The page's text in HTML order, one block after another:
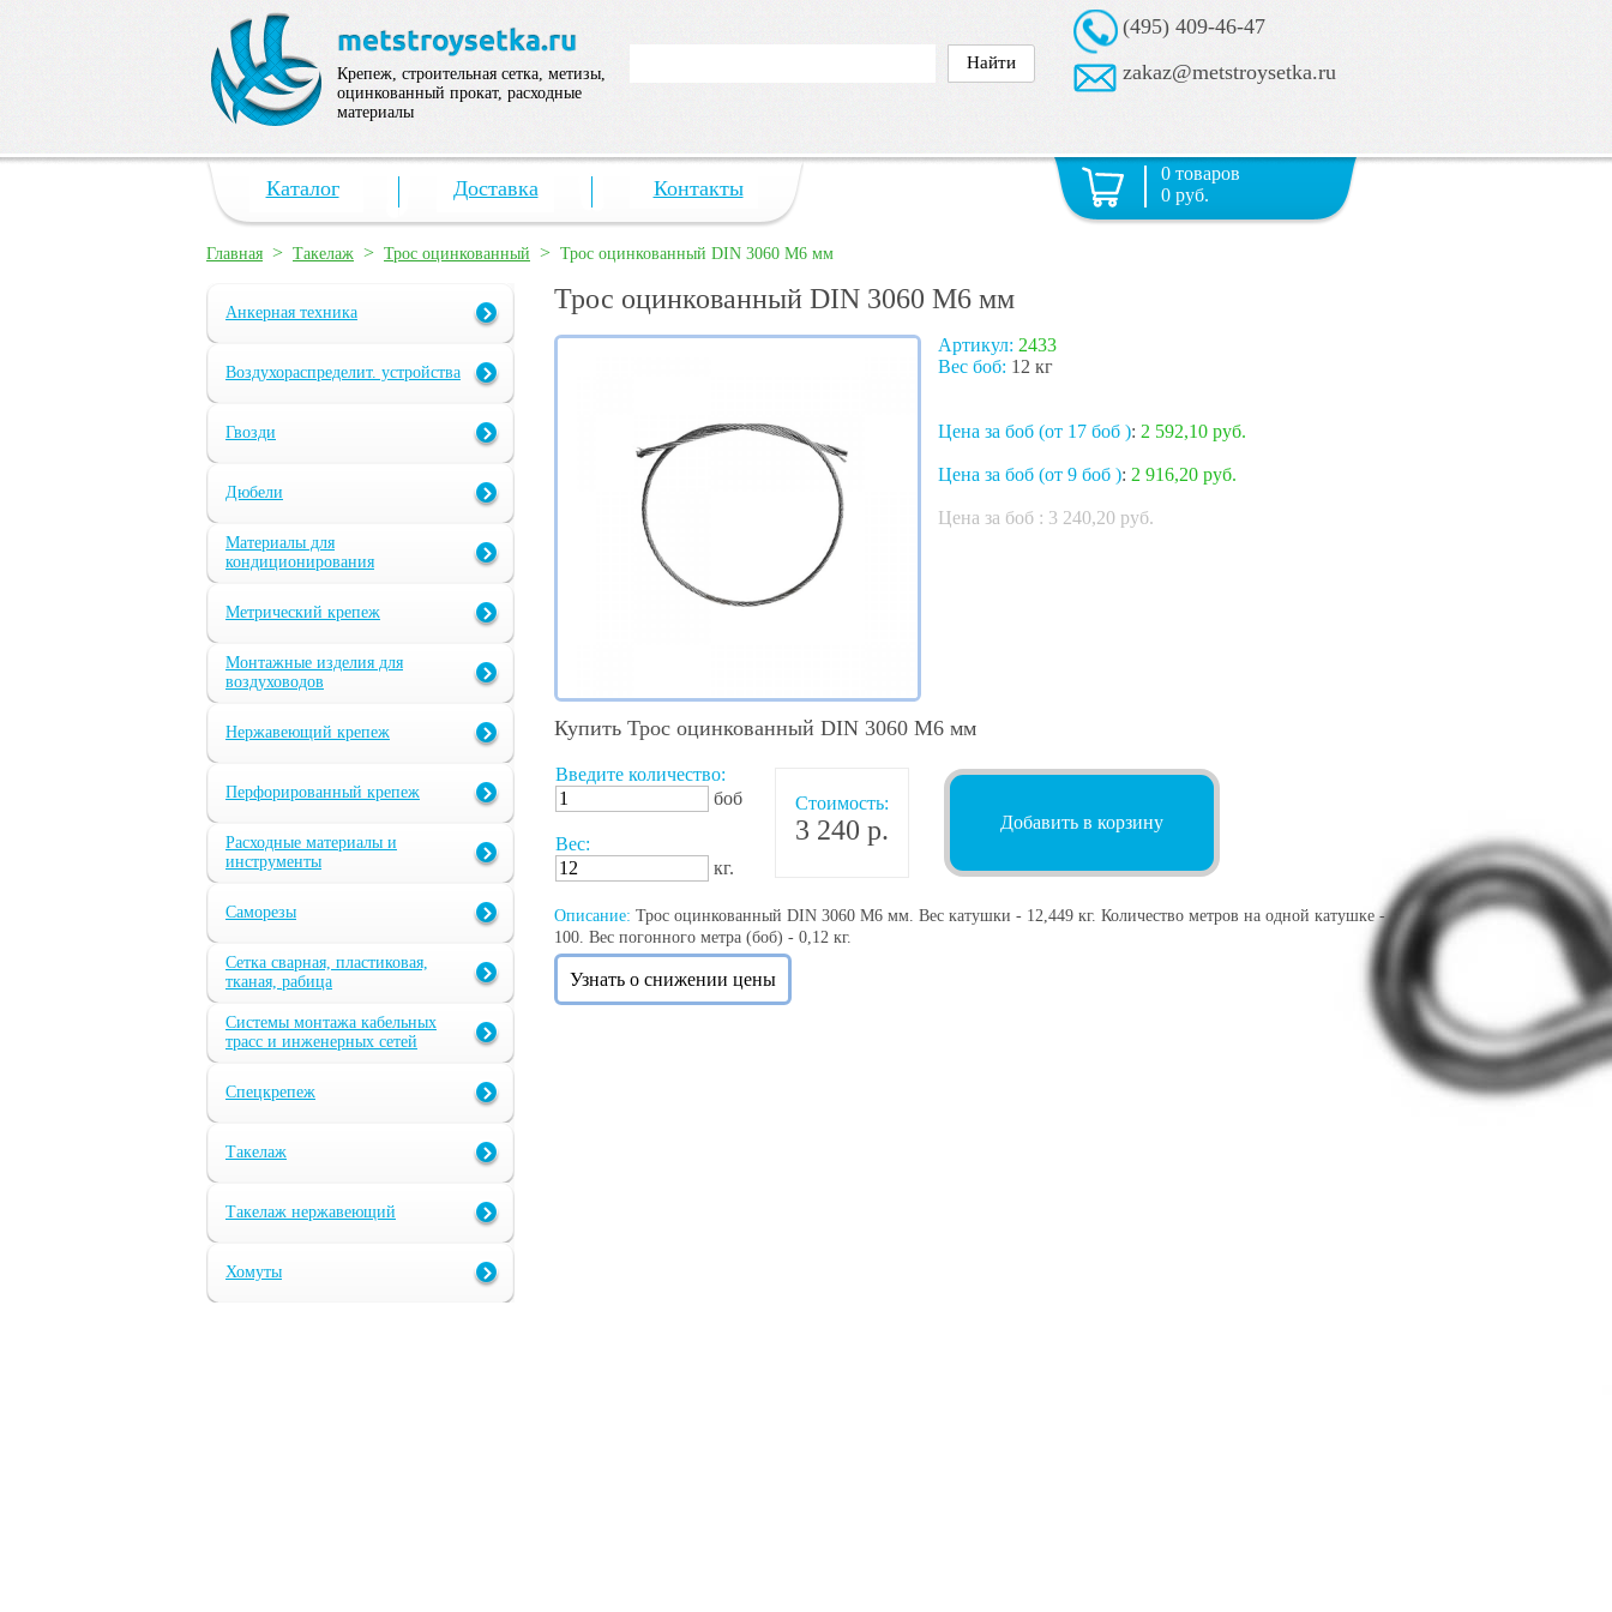
Крепеж, строительная сетка, метизы,
оцинкованный прокат, расходные
материалы
(495) 409-46-47
zakaz@metstroysetka.ru
Каталог Доставка Контакты
0 товаров
0 руб.
Главная > Такелаж > Трос оцинкованный > Трос оцинкованный DIN 3060 M6 мм
Анкерная техника
Воздухораспределит. устройства
Гвозди
Дюбели
Материалы для
кондиционирования
Метрический крепеж
Монтажные изделия для
воздуховодов
Нержавеющий крепеж
Перфорированный крепеж
Расходные материалы и
инструменты
Саморезы
Сетка сварная, пластиковая,
тканая, рабица
Системы монтажа кабельных
трасс и инженерных сетей
Спецкрепеж
Такелаж
Такелаж нержавеющий
Хомуты
Трос оцинкованный DIN 3060 M6 мм
Артикул: 2433
Вес боб: 12 кг
Цена за боб (от 17 боб ): 2 592,10 руб.
Цена за боб (от 9 боб ): 2 916,20 руб.
Цена за боб : 3 240,20 руб.
Купить Трос оцинкованный DIN 3060 M6 мм
Введите количество:
боб
Вес:
кг.
Стоимость:
3 240 р. Добавить в корзину
Описание: Трос оцинкованный DIN 3060 M6 мм. Вес катушки - 12,449 кг. Количество метров на одной катушке -
100. Вес погонного метра (боб) - 0,12 кг.
Узнать о снижении цены